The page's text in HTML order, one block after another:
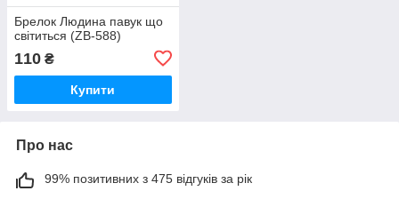
Брелок Людина павук що
світиться (ZB-588)
110 ₴
Купити
Про нас
99% позитивних з 475 відгуків за рік